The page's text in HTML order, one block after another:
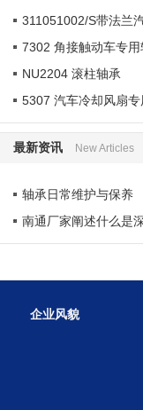
311051002/S带法兰
7302 角接触动车专用
NU2204 滚柱轴承
5307 汽车冷却风扇
最新资讯 New Articles
轴承日常维护与保养
南通厂家阐述什么是
企业风貌